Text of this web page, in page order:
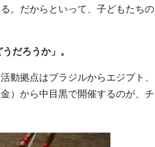
。だからといって、子どもたちの
だろうか」。
動拠点はブラジルからエジプト、
）から中目黒で開催するのが、チ